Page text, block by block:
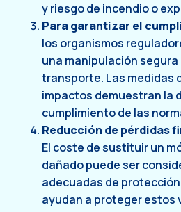
y riesgo de incendio o
Para garantizar el
los organismos
una manipulación
transporte. Las medidas
impactos demuestran la
cumplimiento de las
Reducción de pérdidas
El coste de sustituir un
dañado puede ser
adecuadas de
ayudan a proteger estos